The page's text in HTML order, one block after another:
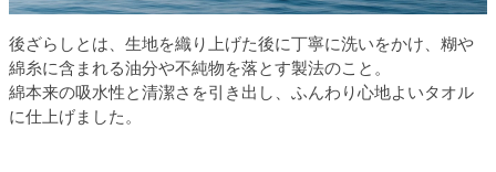
後ざらしとは、生地を織り上げた後に丁寧に洗いをかけ、糊や
綿糸に含まれる油分や不純物を落とす製法のこと。
綿本来の吸水性と清潔さを引き出し、ふんわり心地よいタオル
に仕上げました。